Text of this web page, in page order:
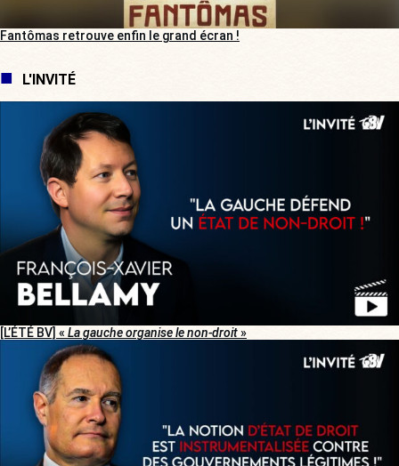
Fantômas retrouve enfin le grand écran !
L'INVITÉ
[L’ÉTÉ BV] « La gauche organise le non-droit»